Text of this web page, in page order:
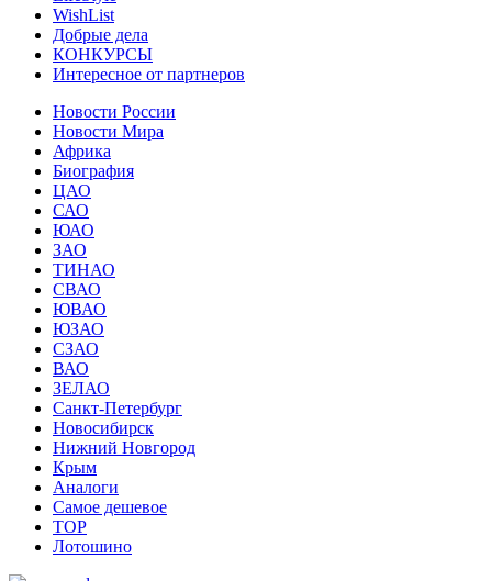
WishList
Добрые дела
КОНКУРСЫ
Интересное от партнеров
Новости России
Новости Мира
Африка
Биография
ЦАО
САО
ЮАО
ЗАО
ТИНАО
СВАО
ЮВАО
ЮЗАО
СЗАО
ВАО
ЗЕЛАО
Санкт-Петербург
Новосибирск
Нижний Новгород
Крым
Аналоги
Самое дешевое
TOP
Лотошино